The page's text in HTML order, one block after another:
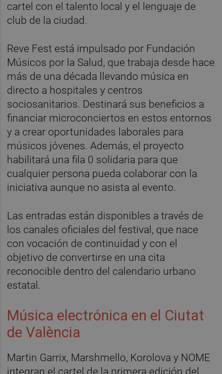
cartel con el talento local y el lenguaje de
club de la ciudad.
Reve Fest está impulsado por Fundación
Músicos por la Salud, que trabaja desde hace
más de una década llevando música en
directo a hospitales y centros
sociosanitarios. Destinará sus beneficios a
financiar microconciertos en estos entornos
y a crear oportunidades laborales para
músicos jóvenes. Además, el proyecto
habilitará una fila 0 solidaria para que
cualquier persona pueda colaborar con la
iniciativa aunque no asista al evento.
Las entradas están disponibles a través de
los canales oficiales del festival, que nace
con vocación de continuidad y con el
objetivo de convertirse en una cita
reconocible dentro del calendario urbano
estatal.
Música electrónica en el Ciutat
de València
Martin Garrix, Marshmello, Korolova y NOME